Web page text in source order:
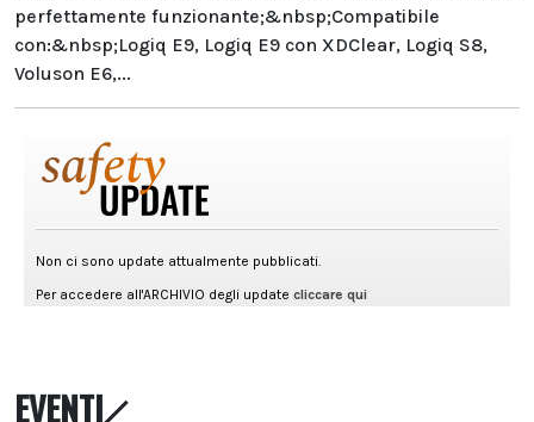
perfettamente funzionante;&nbsp;Compatibile
con:&nbsp;Logiq E9, Logiq E9 con XDClear, Logiq S8,
Voluson E6,...
EVENTI